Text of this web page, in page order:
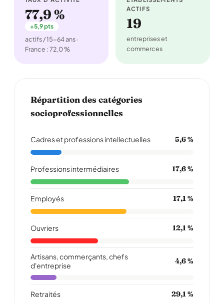
77,9 %
+5,9 pts
actifs / 15-64 ans ·
France : 72,0 %
ACTIFS
19
entreprises et
commerces
Répartition des catégories
socioprofessionnelles
Cadres et professions intellectuelles 5,6 %
Professions intermédiaires 17,6 %
Employés 17,1 %
Ouvriers 12,1 %
Artisans, commerçants, chefs
d'entreprise
4,6 %
Retraités 29,1 %